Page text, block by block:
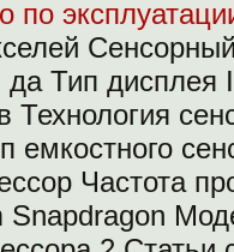
по
да Тип дисплея
Технология
емкостного
Частота
Snapdragon